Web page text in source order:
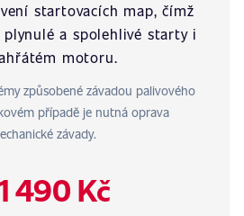
startovacích map, čímž
a spolehlivé starty i
motoru.
způsobené závadou palivového
případě je nutná oprava
závady.
490 Kč